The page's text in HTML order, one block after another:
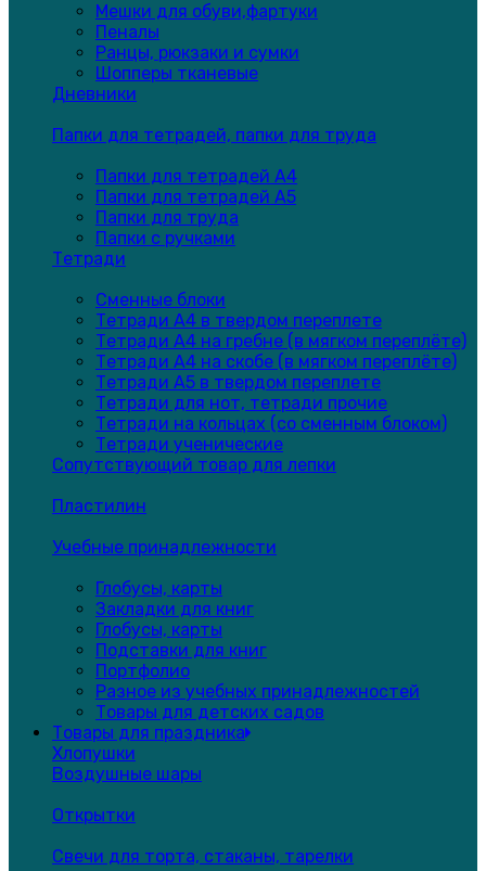
Мешки для обуви,фартуки
Пеналы
Ранцы, рюкзаки и сумки
Шопперы тканевые
Дневники
Папки для тетрадей, папки для труда
Папки для тетрадей А4
Папки для тетрадей А5
Папки для труда
Папки с ручками
Тетради
Сменные блоки
Тетради А4 в твердом переплете
Тетради А4 на гребне (в мягком переплёте)
Тетради А4 на скобе (в мягком переплёте)
Тетради А5 в твердом переплете
Тетради для нот, тетради прочие
Тетради на кольцах (со сменным блоком)
Тетради ученические
Сопутствующий товар для лепки
Пластилин
Учебные принадлежности
Глобусы, карты
Закладки для книг
Глобусы, карты
Подставки для книг
Портфолио
Разное из учебных принадлежностей
Товары для детских садов
Товары для праздника
Хлопушки
Воздушные шары
Открытки
Свечи для торта, стаканы, тарелки